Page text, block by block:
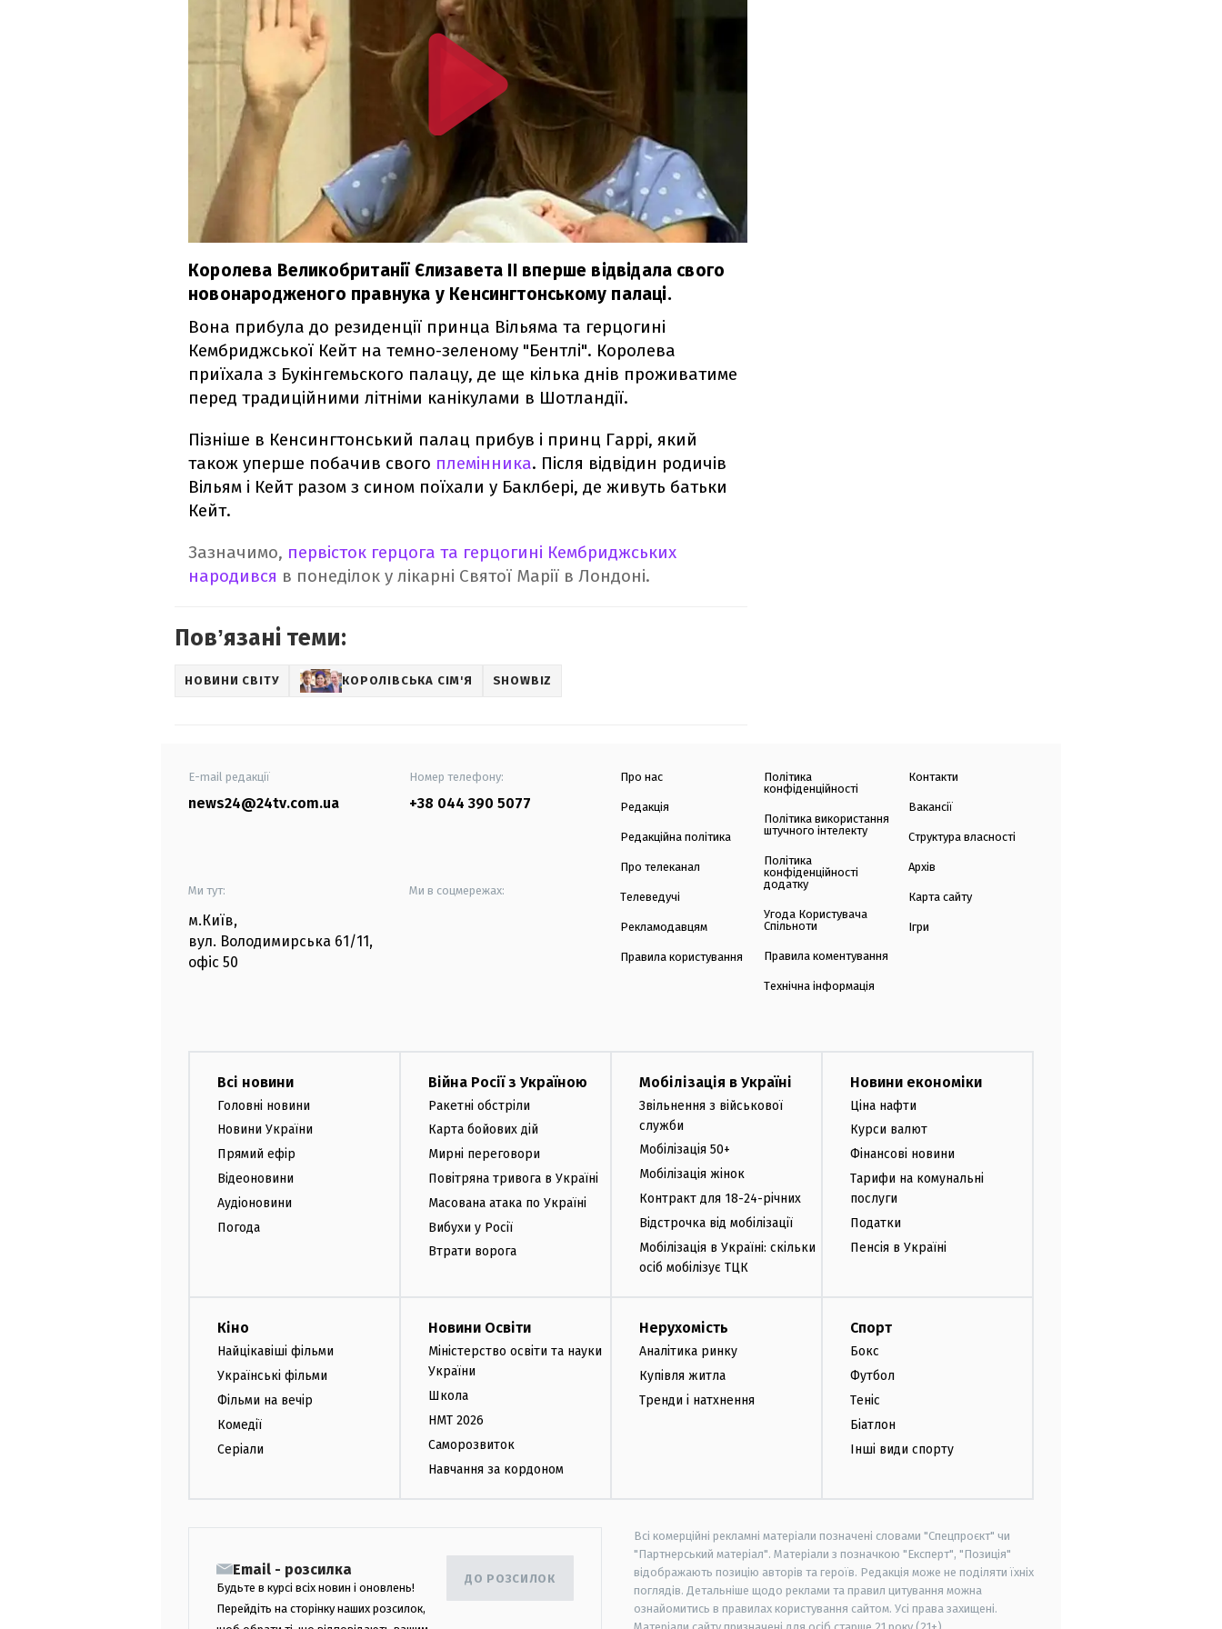
Королева Великобританії Єлизавета ІІ вперше відвідала свого
новонародженого правнука у Кенсингтонському палаці.
Вона прибула до резиденції принца Вільяма та герцогині
Кембриджської Кейт на темно-зеленому "Бентлі". Королева
приїхала з Букінгемьского палацу, де ще кілька днів проживатиме
перед традиційними літніми канікулами в Шотландії.
Пізніше в Кенсингтонський палац прибув і принц Гаррі, який
також уперше побачив свого племінника. Після відвідин родичів
Вільям і Кейт разом з сином поїхали у Баклбері, де живуть батьки
Кейт.
Зазначимо, первісток герцога та герцогині Кембриджських
народився в понеділок у лікарні Святої Марії в Лондоні.
Повʼязані теми:
НОВИНИ СВІТУ КОРОЛІВСЬКА СІМ'Я SHOWBIZ
E-mail редакції
news24@24tv.com.ua
Номер телефону:
+38 044 390 5077
Ми тут:
м.Київ,
вул. Володимирська 61/11,
офіс 50
Ми в соцмережах:
Про нас
Редакція
Редакційна політика
Про телеканал
Телеведучі
Рекламодавцям
Правила користування
Політика
конфіденційності
Політика використання
штучного інтелекту
Політика
конфіденційності
додатку
Угода Користувача
Спільноти
Правила коментування
Технічна інформація
Контакти
Вакансії
Структура власності
Архів
Карта сайту
Ігри
Всі новини
Головні новини
Новини України
Прямий ефір
Відеоновини
Аудіоновини
Погода
Війна Росії з Україною
Ракетні обстріли
Карта бойових дій
Мирні переговори
Повітряна тривога в Україні
Масована атака по Україні
Вибухи у Росії
Втрати ворога
Мобілізація в Україні
Звільнення з військової
служби
Мобілізація 50+
Мобілізація жінок
Контракт для 18-24-річних
Відстрочка від мобілізації
Мобілізація в Україні: скільки
осіб мобілізує ТЦК
Новини економіки
Ціна нафти
Курси валют
Фінансові новини
Тарифи на комунальні
послуги
Податки
Пенсія в Україні
Кіно
Найцікавіші фільми
Українські фільми
Фільми на вечір
Комедії
Серіали
Новини Освіти
Міністерство освіти та науки
України
Школа
НМТ 2026
Саморозвиток
Навчання за кордоном
Нерухомість
Аналітика ринку
Купівля житла
Тренди і натхнення
Спорт
Бокс
Футбол
Теніс
Біатлон
Інші види спорту
Email - розсилка
Будьте в курсі всіх новин і оновлень!
Перейдіть на сторінку наших розсилок,
ДО РОЗСИЛОК
Всі комерційні рекламні матеріали позначені словами "Спецпроєкт" чи
"Партнерський матеріал". Матеріали з позначкою "Експерт", "Позиція"
відображають позицію авторів та героїв. Редакція може не поділяти їхніх
поглядів. Детальніше щодо реклами та правил цитування можна
ознайомитись в правилах користування сайтом. Усі права захищені.